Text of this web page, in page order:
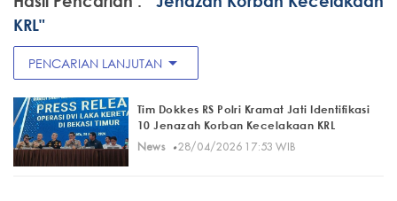
KRL"
PENCARIAN LANJUTAN arrow_drop_down
Tim Dokkes RS Polri Kramat Jati Identifikasi
10 Jenazah Korban Kecelakaan KRL
News· 28/04/2026 17:53 WIB